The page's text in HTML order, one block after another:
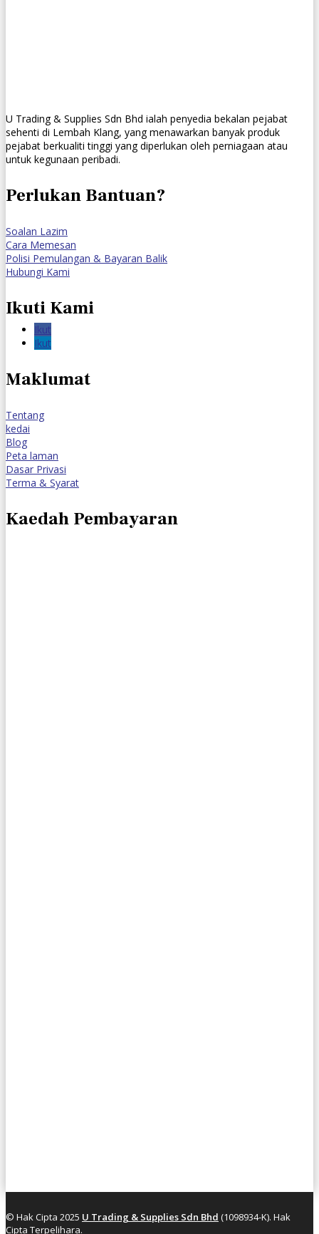
U Trading & Supplies Sdn Bhd ialah penyedia bekalan pejabat
sehenti di Lembah Klang, yang menawarkan banyak produk
pejabat berkualiti tinggi yang diperlukan oleh perniagaan atau
untuk kegunaan peribadi.
Perlukan Bantuan?
Soalan Lazim
Cara Memesan
Polisi Pemulangan & Bayaran Balik
Hubungi Kami
Ikuti Kami
Ikut
Ikut
Maklumat
Tentang
kedai
Blog
Peta laman
Dasar Privasi
Terma & Syarat
Kaedah Pembayaran
© Hak Cipta 2025 U Trading & Supplies Sdn Bhd (1098934-K). Hak
Cipta Terpelihara.